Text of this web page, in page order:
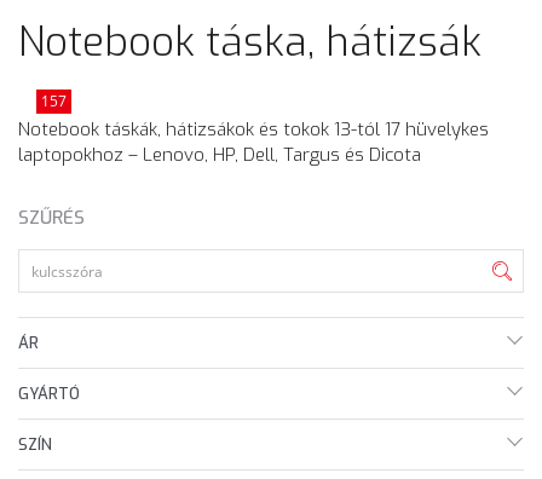
Notebook táska, hátizsák
157
Notebook táskák, hátizsákok és tokok 13-tól 17 hüvelykes
laptopokhoz – Lenovo, HP, Dell, Targus és Dicota
SZŰRÉS
ÁR
GYÁRTÓ
SZÍN